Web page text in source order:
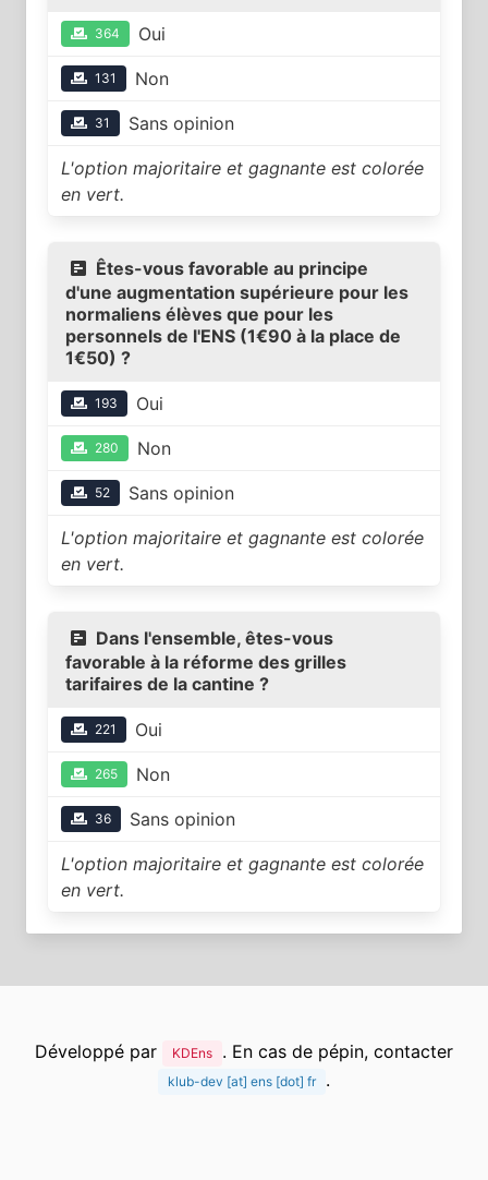
364 Oui
131 Non
31 Sans opinion
L'option majoritaire et gagnante est colorée
en vert.
Êtes-vous favorable au principe
d'une augmentation supérieure pour les
normaliens élèves que pour les
personnels de l'ENS (1€90 à la place de
1€50) ?
193 Oui
280 Non
52 Sans opinion
L'option majoritaire et gagnante est colorée
en vert.
Dans l'ensemble, êtes-vous
favorable à la réforme des grilles
tarifaires de la cantine ?
221 Oui
265 Non
36 Sans opinion
L'option majoritaire et gagnante est colorée
en vert.
Développé par KDEns . En cas de pépin, contacter
klub-dev [at] ens [dot] fr .